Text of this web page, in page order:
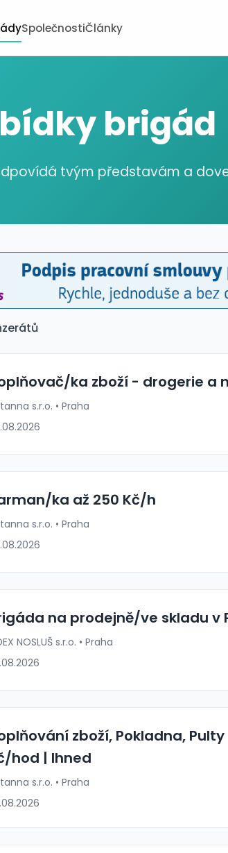
SpolečnostiČlánky
brigád
tvým představám a
ka zboží - drogerie a
s.r.o. • Praha
ka až 250 Kč/h
s.r.o. • Praha
na prodejně/ve skladu v
NOSLUŠ s.r.o. • Praha
zboží, Pokladna, Pulty
hod | Ihned
s.r.o. • Praha